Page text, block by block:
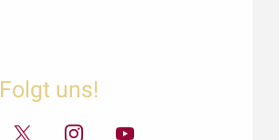
Folgt uns!